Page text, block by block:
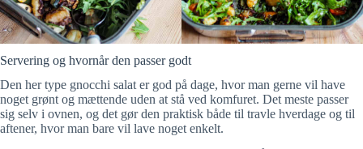
Servering og hvornår den passer godt
Den her type gnocchi salat er god på dage, hvor man gerne vil have
noget grønt og mættende uden at stå ved komfuret. Det meste passer
sig selv i ovnen, og det gør den praktisk både til travle hverdage og til
aftener, hvor man bare vil lave noget enkelt.